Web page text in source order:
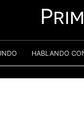
HABLANDO